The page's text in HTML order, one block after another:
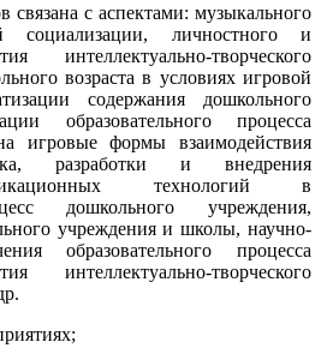
связана с аспектами: музыкального
социализации, личностного и
интеллектуально-творческого
возраста в условиях игровой
содержания дошкольного
образовательного процесса
игровые формы взаимодействия
разработки и внедрения
технологий в
дошкольного учреждения,
учреждения и школы, научно-
образовательного процесса
интеллектуально-творческого